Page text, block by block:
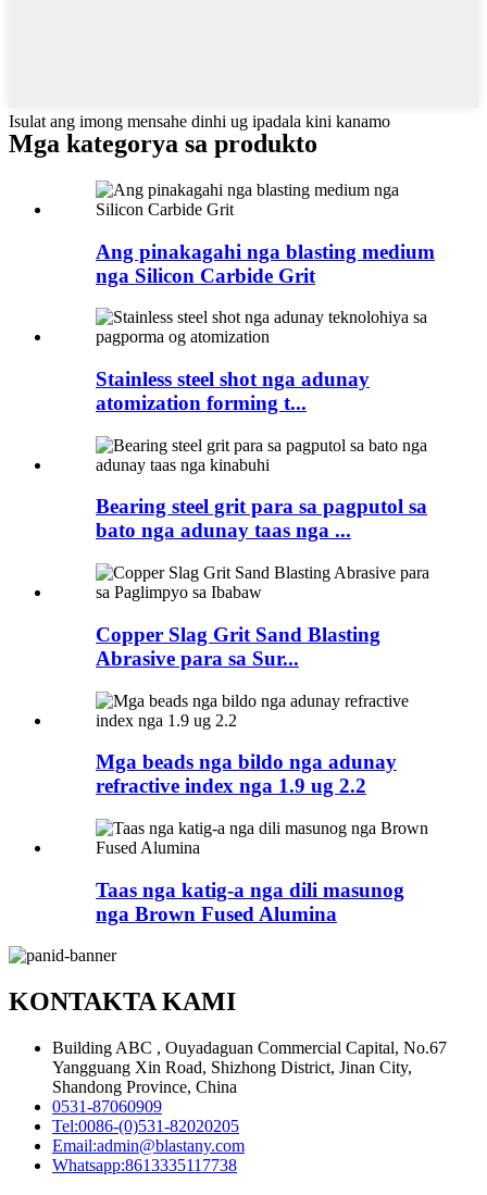
Isulat ang imong mensahe dinhi ug ipadala kini kanamo
Mga kategorya sa produkto
Ang pinakagahi nga blasting medium
nga Silicon Carbide Grit
Stainless steel shot nga adunay
atomization forming t...
Bearing steel grit para sa pagputol sa
bato nga adunay taas nga ...
Copper Slag Grit Sand Blasting
Abrasive para sa Sur...
Mga beads nga bildo nga adunay
refractive index nga 1.9 ug 2.2
Taas nga katig-a nga dili masunog
nga Brown Fused Alumina
KONTAKTA KAMI
Building ABC , Ouyadaguan Commercial Capital, No.67
Yangguang Xin Road, Shizhong District, Jinan City,
Shandong Province, China
0531-87060909
Tel:0086-(0)531-82020205
Email:admin@blastany.com
Whatsapp:8613335117738